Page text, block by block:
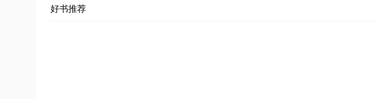
神话人物
好书推荐